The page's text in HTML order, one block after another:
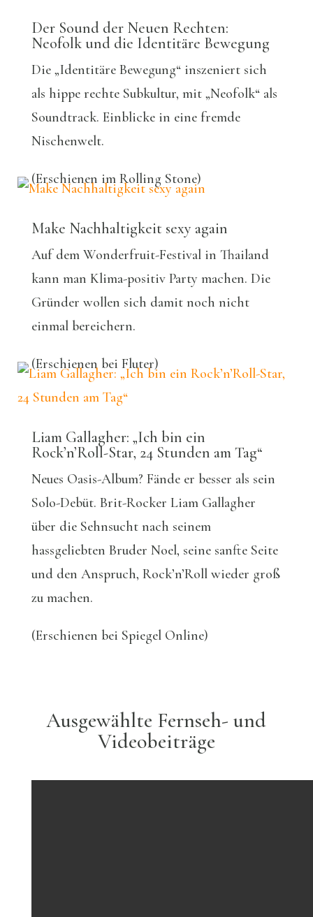
Der Sound der Neuen Rechten:
Neofolk und die Identitäre Bewegung
Die „Identitäre Bewegung“ inszeniert sich
als hippe rechte Subkultur, mit „Neofolk“ als
Soundtrack. Einblicke in eine fremde
Nischenwelt.
(Erschienen im Rolling Stone)
Make Nachhaltigkeit sexy again
Auf dem Wonderfruit-Festival in Thailand
kann man Klima-positiv Party machen. Die
Gründer wollen sich damit noch nicht
einmal bereichern.
(Erschienen bei Fluter)
Liam Gallagher: „Ich bin ein
Rock’n’Roll-Star, 24 Stunden am Tag“
Neues Oasis-Album? Fände er besser als sein
Solo-Debüt. Brit-Rocker Liam Gallagher
über die Sehnsucht nach seinem
hassgeliebten Bruder Noel, seine sanfte Seite
und den Anspruch, Rock’n’Roll wieder groß
zu machen.
(Erschienen bei Spiegel Online)
Ausgewählte Fernseh- und
Videobeiträge